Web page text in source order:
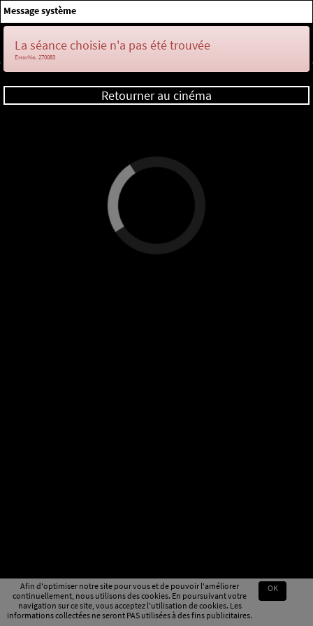
Afin d'optimiser notre site pour vous et de pouvoir l'améliorer
continuellement, nous utilisons des cookies. En poursuivant votre
navigation sur ce site, vous acceptez l'utilisation de cookies. Les
informations collectées ne seront PAS utilisées à des fins publicitaires.
OK
Message système
La séance choisie n'a pas été trouvée
ErrorNo. 270083
Retourner au cinéma